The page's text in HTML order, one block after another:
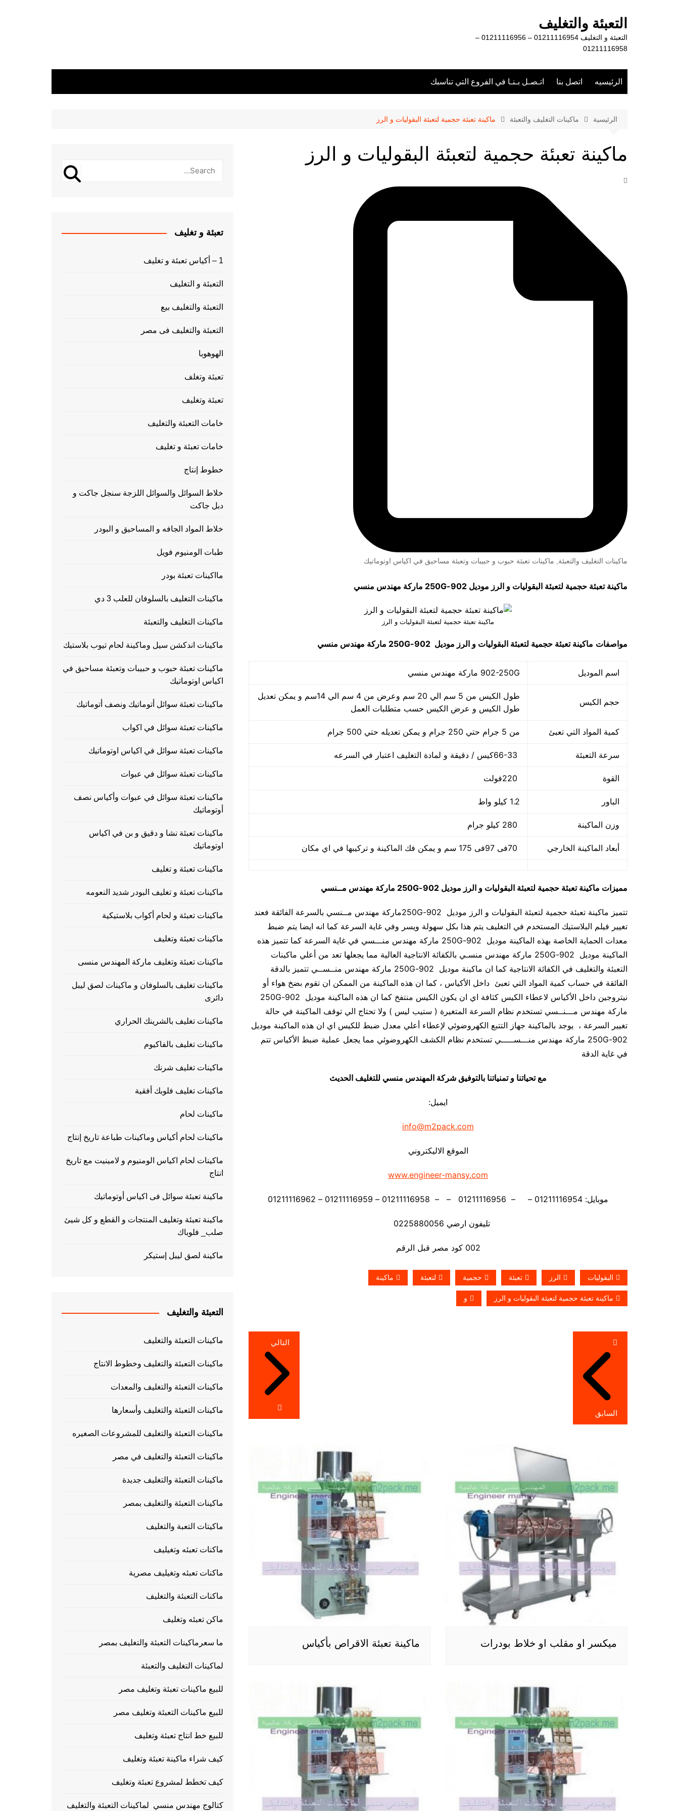
التعبئة والتغليف
التعبئة و التغليف 01211116954 – 01211116956 –
01211116958
الرئيسيه اتصل بنا اتـصـل بـنـا في الفروع التي تناسبك
الرئيسية ماكينات التغليف والتعبئة ماكينة تعبئة حجمية لتعبئة البقوليات و الرز
ماكينة تعبئة حجمية لتعبئة البقوليات و الرز
ماكينات التغليف والتعبئة ماكينات تعبئة حبوب و حبيبات وتعبئة مساحيق في اكياس اوتوماتيك
ماكينة تعبئة حجمية لتعبئة البقوليات و الرز موديل 902-250G ماركة مهندس منسي
ماكينة تعبئة حجمية لتعبئة البقوليات و الرز
مواصفات ماكينة تعبئة حجمية لتعبئة البقوليات و الرز موديل 902-250G ماركة مهندس منسي
اسم الموديل 902-250G ماركة مهندس منسي
حجم الكيس
طول الكيس من 5 سم الي 20 سم وعرض من 4 سم الي 14سم و يمكن تعديل
طول الكيس و عرض الكيس حسب متطلبات العمل
كمية المواد التي تعبئ من 5 جرام حتي 250 جرام و يمكن تعديله حتي 500 جرام
سرعة التعبئة
القوة
الباور 1.2 كيلو واط
وزن الماكينة
أبعاد الماكينة الخارجي
مميزات ماكينة تعبئة حجمية لتعبئة البقوليات و الرز موديل 902-250G ماركة مهندس مــنسي
تتميز ماكينة تعبئة حجمية لتعبئة البقوليات و الرز موديل 902-250Gماركة مهندس مــنسي بالسرعة الفائقة فعند
تغيير فيلم البلاستيك المستخدم في التغليف يتم هذا بكل سهولة ويسر وفي غاية السرعة كما انه ايضا يتم ضبط
معدات الحماية الخاصة بهذه الماكينة موديل 902-250G ماركة مهندس منـــسي في غاية السرعة كما تتميز هذه
الماكينة موديل 902-250G ماركة مهندس منسـي بالكفائة الانتاجية العالية مما يجعلها تعد من أعلي ماكينات
التعبئة والتغليف في الكفائة الانتاجية كما ان ماكينة موديل 902-250G ماركة مهندس منــســي تتميز بالدقة
الفائقة في حساب كمية المواد التي تعبئ داخل الأكياس ، كما ان هذه الماكينة من الممكن ان تقوم بضخ هواء أو
نيتروجين داخل الأكياس لاعطاء الكيس كثافة اي ان يكون الكيس منتفخ كما ان هذه الماكينة موديل 902-250G
ماركة مهندس مـــنــسي تستخدم نظام السرعة المتغيرة ( ستيب ليس ) ولا تحتاج الي توقف الماكينة في حالة
تغيير السرعة ، يوجد بالماكينة جهاز التتبع الكهروضوئي لإعطاء أعلي معدل ضبط للكيس اي ان هذه الماكينة موديل
902-250G ماركة مهندس منـــســـــي تستخدم نظام الكشف الكهروضوئي مما يجعل عملية ضبط الأكياس تتم
في غاية الدقة
مع تحياتنا و تمنياتنا بالتوفيق شركة المهندس منسي للتغليف الحديث
ايميل:
info@m2pack.com
الموقع الاليكتروني
www.engineer-mansy.com
موبايل: 01211116954 – – 01211116956 – – 01211116958 – 01211116959 – 01211116962
تليفون ارضي 0225880056
002 كود مصر قبل الرقم
البقوليات الرز تعبئة حجمية لتعبئة ماكينة
ماكينة تعبئة حجمية لتعبئة البقوليات و الرز و
تصفّح
المقالات
السابق
التالي
ميكسر او مقلب او خلاط بودرات ماكينة تعبئة الاقراص بأكياس
تعبئة و تغليف
1 – أكياس تعبئة و تغليف
التعبئة و التغليف
التعبئة والتغليف بيع
التعبئة والتغليف فى مصر
الهوهوبا
تعبئة وتغلف
تعبئة وتغليف
خامات التعبئة والتغليف
خامات تعبئة و تغليف
خطوط إنتاج
خلاط السوائل والسوائل اللزجة سنجل جاكت و
دبل جاكت
خلاط المواد الجافه و المساحيق و البودر
طبات الومنيوم فويل
مااكينات تعبئة بودر
ماكينات التغليف بالسلوفان للعلب 3 دي
ماكينات التغليف والتعبئة
ماكينات اندكشن سيل وماكينة لحام تيوب بلاستيك
ماكينات تعبئة حبوب و حبيبات وتعبئة مساحيق في
اكياس اوتوماتيك
ماكينات تعبئة سوائل أتوماتيك ونصف أتوماتيك
ماكينات تعبئة سوائل في اكواب
ماكينات تعبئة سوائل في اكياس اوتوماتيك
ماكينات تعبئة سوائل في عبوات
ماكينات تعبئة سوائل في عبوات وأكياس نصف
أوتوماتيك
ماكينات تعبئة نشا و دقيق و بن في اكياس
اوتوماتيك
ماكينات تعبئة و تغليف
ماكينات تعبئة و تغليف البودر شديد النعومه
ماكينات تعبئة و لحام أكواب بلاستيكية
ماكينات تعبئة وتغليف
ماكينات تعبئة وتغليف ماركة المهندس منسى
ماكينات تغليف بالسلوفان و ماكينات لصق ليبل
دائرى
ماكينات تغليف بالشرينك الحراري
ماكينات تغليف بالفاكيوم
ماكينات تغليف شرنك
ماكينات تغليف فلوبك أفقية
ماكينات لحام
ماكينات لحام أكياس وماكينات طباعة تاريخ إنتاج
ماكينات لحام اكياس الومنيوم و لامينيت مع تاريخ
انتاج
ماكينة تعبئة سوائل فى اكياس أوتوماتيك
ماكينة تعبئة وتغليف المنتجات و القطع و كل شيئ
صلب_ فلوباك
ماكينة لصق ليبل إستيكر
التعبئة والتغليف
ماكينات التعبئة والتغليف
ماكينات التعبئة والتغليف وخطوط الانتاج
ماكينات التعبئة والتغليف والمعدات
ماكينات التعبئة والتغليف وأسعارها
ماكينات التعبئة والتغليف للمشروعات الصغيره
ماكينات التعبئة والتغليف في مصر
ماكينات التعبئة والتغليف جديدة
ماكينات التعبئة والتغليف بمصر
ماكيتات التعبة والتغليف
ماكنات تعبئه وتغيليف
ماكنات تعبئه وتغيليف مصرية
ماكنات التعبئة والتغليف
ماكن تعبئه وتغليف
ما سعرماكينات التعبئة والتغليف بمصر
لماكينات التغليف والتعبئة
للبيع ماكينات تعبئة وتغليف مصر
للبيع ماكينات التعبئة وتغليف مصر
للبيع خط انتاج تعبئة وتغليف
كيف شراء ماكينة تعبئة وتغليف
كيف تخطط لمشروع تعبئة وتغليف
كتالوج مهندس منسي لماكينات التعبئة والتغليف